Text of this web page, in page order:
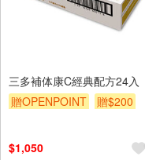
三多補体康C經典配方24入
贈OPENPOINT
贈$200
$1,050